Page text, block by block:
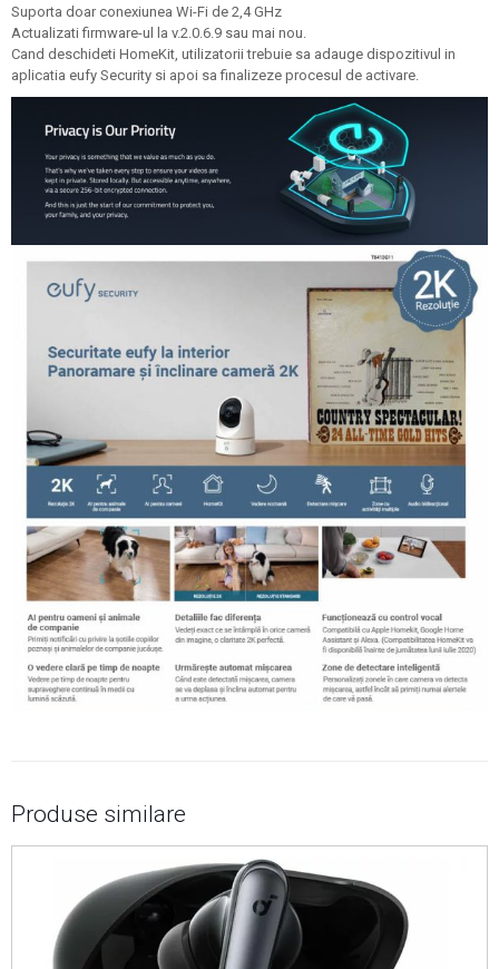
Suporta doar conexiunea Wi-Fi de 2,4 GHz
Actualizati firmware-ul la v.2.0.6.9 sau mai nou.
Cand deschideti HomeKit, utilizatorii trebuie sa adauge dispozitivul in
aplicatia eufy Security si apoi sa finalizeze procesul de activare.
Produse similare